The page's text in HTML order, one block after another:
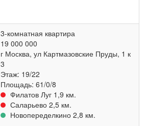
3-комнатная квартира
19 000 000
г Москва, ул Картмазовские Пруды, 1 к
3
Этаж: 19/22
Площадь: 61/0/8
Филатов Луг 1,9 км.
Саларьево 2,5 км.
Новопеределкино 2,8 км.